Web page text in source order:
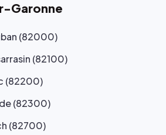
Garonne
(82000)
(82100)
(82200)
(82300)
(82700)